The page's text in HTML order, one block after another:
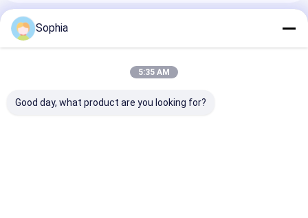
Scrim φύλλων αλουμινίου ταινία
Το διπλάσιο πλαισίωσε την κολλητική ταινία
Κολλητική ταινία της PET
Συνιστώμενα Προϊόντα
Sophia
5:35 AM
Good day, what product are you looking for?